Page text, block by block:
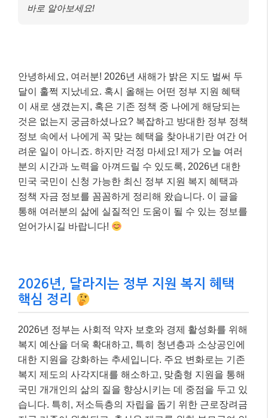
바로 알아보세요!
안녕하세요, 여러분! 2026년 새해가 밝은 지도 벌써 두
달이 훌쩍 지났네요. 혹시 올해는 어떤 정부 지원 혜택
이 새로 생겼는지, 혹은 기존 정책 중 나에게 해당되는
것은 없는지 궁금하셨나요? 복잡하고 방대한 정부 정책
정보 속에서 나에게 꼭 맞는 혜택을 찾아내기란 여간 어
려운 일이 아니죠. 하지만 걱정 마세요! 제가 오늘 여러
분의 시간과 노력을 아껴드릴 수 있도록, 2026년 대한
민국 국민이 신청 가능한 최신 정부 지원 복지 혜택과
정책 자금 정보를 꼼꼼하게 정리해 왔습니다. 이 글을
통해 여러분의 삶에 실질적인 도움이 될 수 있는 정보를
얻어가시길 바랍니다!
2026년, 달라지는 정부 지원 복지 혜택
핵심 정리
2026년 정부는 사회적 약자 보호와 경제 활성화를 위해
복지 예산을 더욱 확대하고, 특히 청년층과 소상공인에
대한 지원을 강화하는 추세입니다. 주요 변화로는 기존
복지 제도의 사각지대를 해소하고, 맞춤형 지원을 통해
국민 개개인의 삶의 질을 향상시키는 데 중점을 두고 있
습니다. 특히, 저소득층의 자립을 돕기 위한 근로장려금